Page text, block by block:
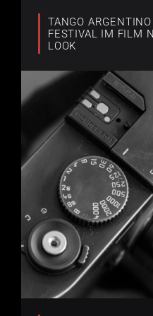
TANGO ARGENTINO
FESTIVAL IM FILM
LOOK